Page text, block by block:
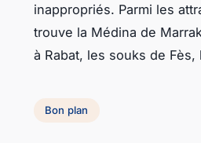
inappropriés. Parmi les
trouve la Médina de
à Rabat, les souks de
Bon plan